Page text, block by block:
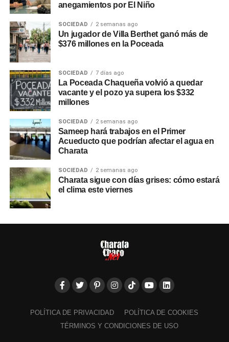
anegamientos por El Niño
SOCIEDAD 2 semanas ago
Un jugador de Villa Berthet ganó más de
$376 millones en la Poceada
SOCIEDAD 7 días ago
La Poceada Chaqueña volvió a quedar
vacante y el pozo ya supera los $332
millones
SOCIEDAD 2 semanas ago
Sameep hará trabajos en el Primer
Acueducto que podrían afectar el agua en
Charata
SOCIEDAD 2 semanas ago
Charata sigue con días grises: cómo estará
el clima este viernes
POLÍTICA DE PRIVACIDAD
POLÍTICA DE COOKIES
TÉRMINOS Y CONDICIONES DE USO